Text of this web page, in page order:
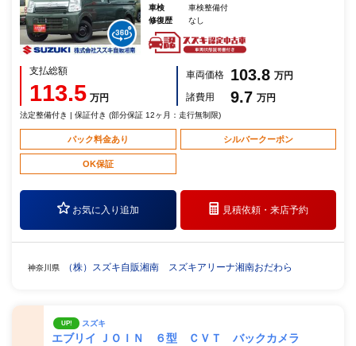
車検
車検整備付
修復歴
なし
支払総額
113.5 万円
車両価格 103.8 万円
諸費用
9.7 万円
法定整備付き | 保証付き (部分保証 12ヶ月：走行無制限)
パック料金あり シルバークーポン
OK保証
お気に入り追加 見積依頼・来店予約
神奈川県 （株）スズキ自販湘南 スズキアリーナ湘南おだわら
UP! スズキ
エブリイ ＪＯＩＮ ６型 ＣＶＴ バックカメラ